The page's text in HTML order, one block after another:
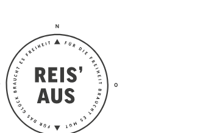
Reis'
aus –
Reiseblog